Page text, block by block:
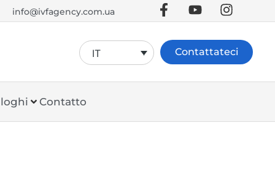
info@ivfagency.com.ua
IT Contattateci
Contatto